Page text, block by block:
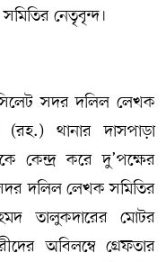
নেতৃবৃন্দ।
সদর দলিল লেখক
থানার দাসপাড়া
কেন্দ্র করে দু’পক্ষের
দলিল লেখক সমিতির
তালুকদারের মোটর
অবিলম্বে গ্রেফতার